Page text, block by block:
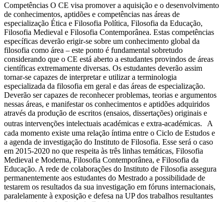
Competências O CE visa promover a aquisição e o desenvolvimento
de conhecimentos, aptidões e competências nas áreas de
especialização Ética e Filosofia Política, Filosofia da Educação,
Filosofia Medieval e Filosofia Contemporânea. Estas competências
específicas deverão erigir-se sobre um conhecimento global da
filosofia como área – este ponto é fundamental sobretudo
considerando que o CE está aberto a estudantes provindos de áreas
científicas extremamente diversas. Os estudantes deverão assim
tornar-se capazes de interpretar e utilizar a terminologia
especializada da filosofia em geral e das áreas de especialização.
Deverão ser capazes de reconhecer problemas, teorias e argumentos
nessas áreas, e manifestar os conhecimentos e aptidões adquiridos
através da produção de escritos (ensaios, dissertações) originais e
outras intervenções intelectuais académicas e extra-académicas. A
cada momento existe uma relação íntima entre o Ciclo de Estudos e
a agenda de investigação do Instituto de Filosofia. Esse será o caso
em 2015-2020 no que respeita às três linhas temáticas, Filosofia
Medieval e Moderna, Filosofia Contemporânea, e Filosofia da
Educação. A rede de colaborações do Instituto de Filosofia assegura
permanentemente aos estudantes do Mestrado a possibilidade de
testarem os resultados da sua investigação em fóruns internacionais,
paralelamente à exposição e defesa na UP dos trabalhos resultantes